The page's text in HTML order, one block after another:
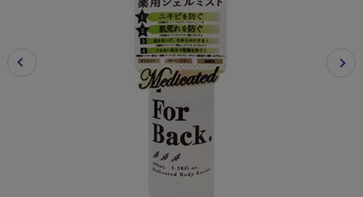
COLLECTIONS/ ブランド一覧